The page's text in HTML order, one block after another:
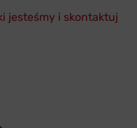
jesteśmy i skontaktuj